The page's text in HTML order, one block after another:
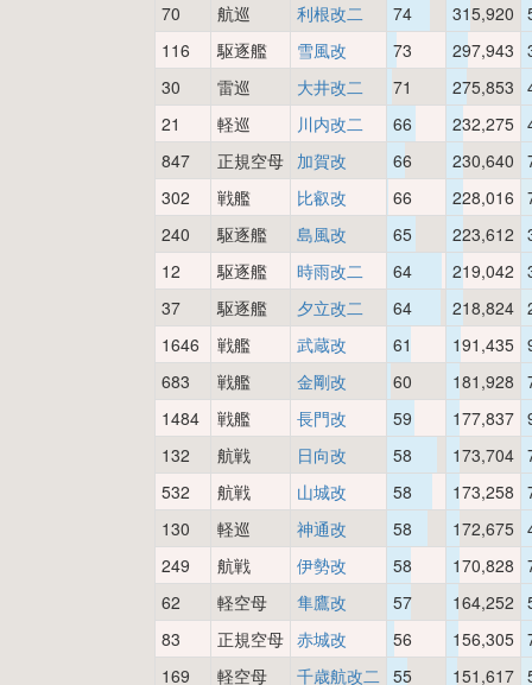
70
航巡 利根改二 74 315,920
116
駆逐艦 雪風改 73 297,943
30
雷巡 大井改二 71 275,853
21
軽巡 川内改二 66 232,275
847
正規空母 加賀改 66 230,640
302
戦艦 比叡改 66 228,016
240
駆逐艦 島風改 65 223,612
12
駆逐艦 時雨改二 64 219,042
37
駆逐艦 夕立改二 64 218,824
1646
戦艦 武蔵改 61 191,435
683
戦艦 金剛改 60 181,928
1484
戦艦 長門改 59 177,837
132
航戦 日向改 58 173,704
532
航戦 山城改 58 173,258
130
軽巡 神通改 58 172,675
249
航戦 伊勢改 58 170,828
62
軽空母 隼鷹改 57 164,252
83
正規空母 赤城改 56 156,305
169
軽空母 千歳航改二 55 151,617